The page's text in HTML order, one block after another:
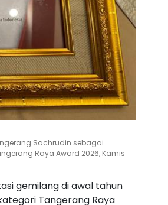
Sachrudin sebagai
Raya Award 2026, Kamis
gemilang di awal tahun
Tangerang Raya